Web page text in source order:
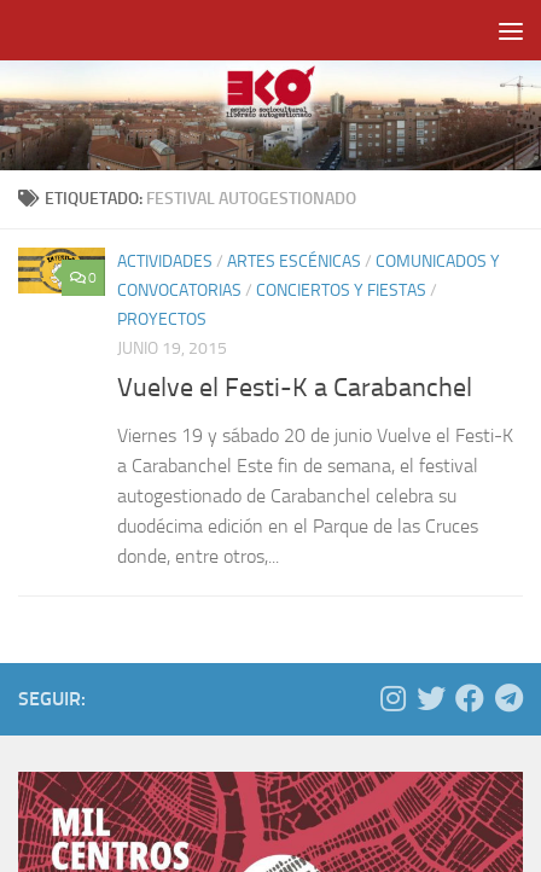
ETIQUETADO: FESTIVAL AUTOGESTIONADO
0
ACTIVIDADES / ARTES ESCÉNICAS / COMUNICADOS Y
CONVOCATORIAS / CONCIERTOS Y FIESTAS /
PROYECTOS
JUNIO 19, 2015
Vuelve el Festi-K a Carabanchel
Viernes 19 y sábado 20 de junio Vuelve el Festi-K
a Carabanchel Este fin de semana, el festival
autogestionado de Carabanchel celebra su
duodécima edición en el Parque de las Cruces
donde, entre otros,...
SEGUIR: